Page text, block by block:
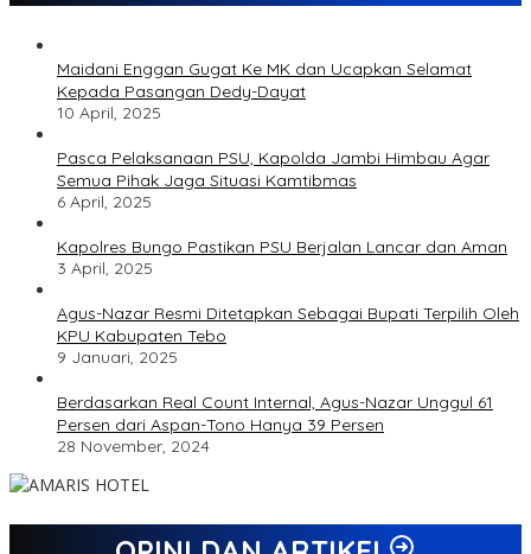
Maidani Enggan Gugat Ke MK dan Ucapkan Selamat
Kepada Pasangan Dedy-Dayat
10 April, 2025
Pasca Pelaksanaan PSU, Kapolda Jambi Himbau Agar
Semua Pihak Jaga Situasi Kamtibmas
6 April, 2025
Kapolres Bungo Pastikan PSU Berjalan Lancar dan Aman
3 April, 2025
Agus-Nazar Resmi Ditetapkan Sebagai Bupati Terpilih Oleh
KPU Kabupaten Tebo
9 Januari, 2025
Berdasarkan Real Count Internal, Agus-Nazar Unggul 61
Persen dari Aspan-Tono Hanya 39 Persen
28 November, 2024